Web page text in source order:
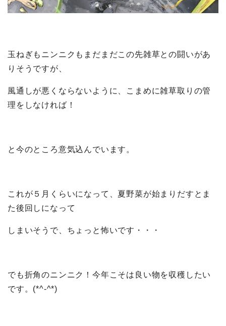
玉ねぎもニンニクもまだまだこの先雑草との闘いがあ
りそうですが、
風通しが悪くならないように、こまめに雑草取りの管
理をしなければ！
と今のところ意気込んでいます。
これが５月くらいになって、夏野菜が始まりだすとま
た後回しになって
しまいそうで、ちょっと怖いです・・・
でも折角のニンニク！今年こそは良い物を収穫したい
です。(*^-^*)